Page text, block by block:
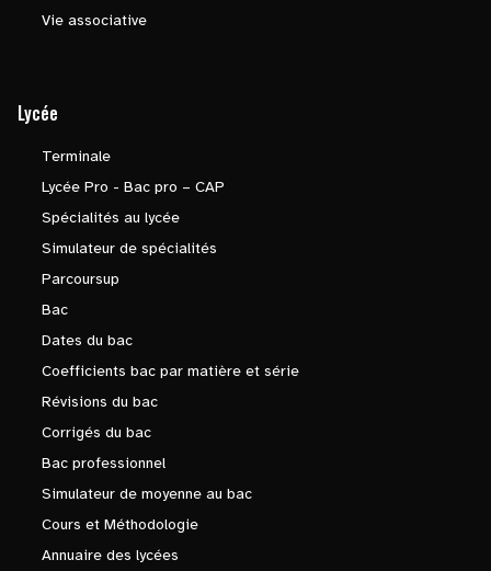
Vie associative
Lycée
Terminale
Lycée Pro - Bac pro – CAP
Spécialités au lycée
Simulateur de spécialités
Parcoursup
Bac
Dates du bac
Coefficients bac par matière et série
Révisions du bac
Corrigés du bac
Bac professionnel
Simulateur de moyenne au bac
Cours et Méthodologie
Annuaire des lycées